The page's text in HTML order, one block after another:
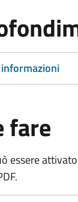
fare
essere